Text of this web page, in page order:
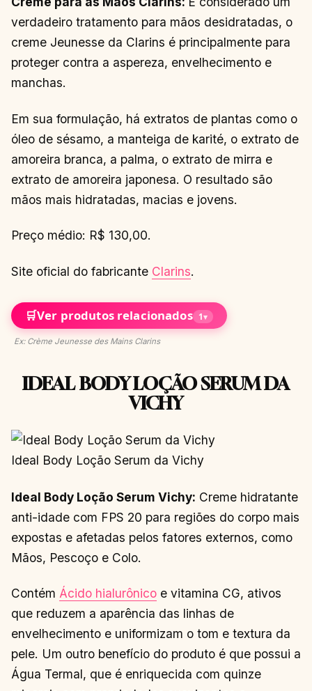
verdadeiro tratamento para mãos desidratadas, o
creme Jeunesse da Clarins é principalmente para
proteger contra a aspereza, envelhecimento e
manchas.
Em sua formulação, há extratos de plantas como o
óleo de sésamo, a manteiga de karité, o extrato de
amoreira branca, a palma, o extrato de mirra e
extrato de amoreira japonesa. O resultado são
mãos mais hidratadas, macias e jovens.
Preço médio: R$ 130,00.
Site oficial do fabricante Clarins.
🛒Ver produtos relacionados 1▾
Ex: Crème Jeunesse des Mains Clarins
IDEAL BODY LOÇÃO SERUM DA
VICHY
Ideal Body Loção Serum da Vichy
Ideal Body Loção Serum Vichy: Creme hidratante
anti-idade com FPS 20 para regiões do corpo mais
expostas e afetadas pelos fatores externos, como
Mãos, Pescoço e Colo.
Contém Ácido hialurônico e vitamina CG, ativos
que reduzem a aparência das linhas de
envelhecimento e uniformizam o tom e textura da
pele. Um outro benefício do produto é que possui a
Água Termal, que é enriquecida com quinze